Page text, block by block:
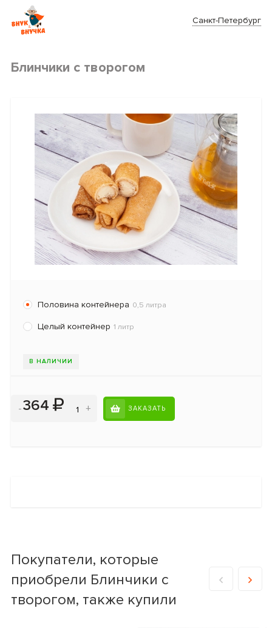
Санкт-Петербург
Блинчики с творогом
Половина контейнера 0,5 литра
Целый контейнер 1 литр
В НАЛИЧИИ
-364 + ЗАКАЗАТЬ
Покупатели, которые
приобрели Блинчики с
творогом, также купили